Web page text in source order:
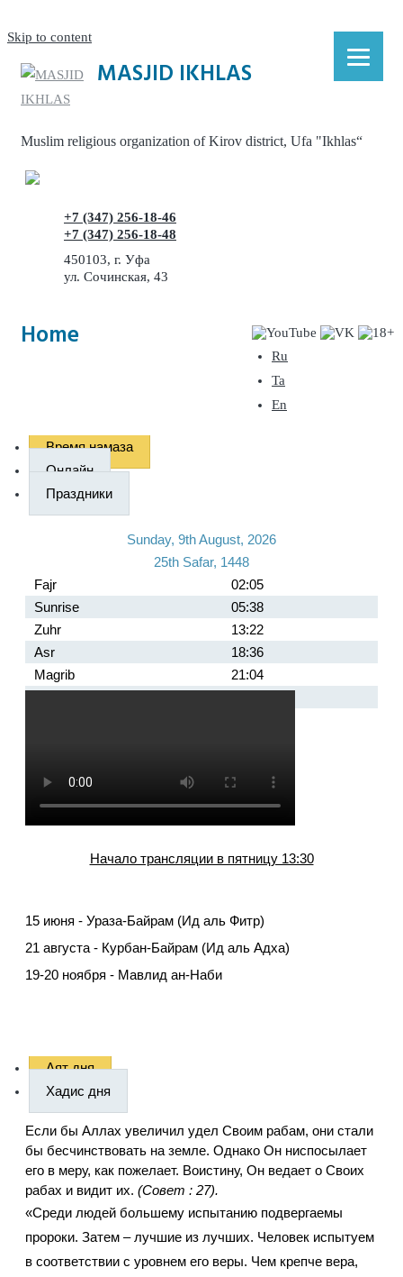
Skip to content
MASJID IKHLAS
Muslim religious organization of Kirov district, Ufa "Ikhlas“
+7 (347) 256-18-46
+7 (347) 256-18-48
450103, г. Уфа
ул. Сочинская, 43
Ru
Ta
En
Home
Время намаза
Онлайн
Праздники
Sunday, 9th August, 2026
25th Safar, 1448
Fajr
02:05
Sunrise
05:38
Zuhr
13:22
Asr
18:36
Magrib
21:04
Начало трансляции в пятницу 13:30
15 июня - Ураза-Байрам (Ид аль Фитр)
21 августа - Курбан-Байрам (Ид аль Адха)
19-20 ноября - Мавлид ан-Наби
Аят дня
Хадис дня
Если бы Аллах увеличил удел Своим рабам, они стали
бы бесчинствовать на земле. Однако Он ниспосылает
его в меру, как пожелает. Воистину, Он ведает о Своих
рабах и видит их. (Совет : 27).
«Среди людей большему испытанию подвергаемы
пророки. Затем – лучшие из лучших. Человек испытуем
в соответствии с уровнем его веры. Чем крепче вера,